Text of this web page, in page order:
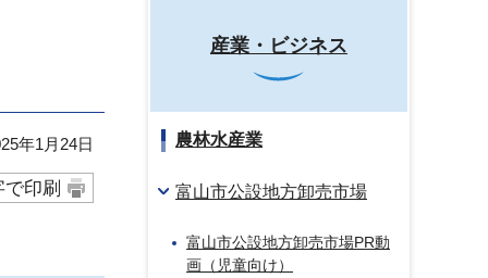
年1月24日
印刷
産業・ビジネス
農林水産業
富山市公設地方卸売市場
富山市公設地方卸売市場PR動
画（児童向け）